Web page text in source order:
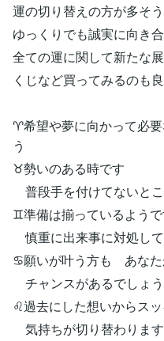
運の切り替えの方が多そ
ゆっくりでも誠実に向き
全ての運に関して新たな
くじなど買ってみるのも
♈希望や夢に向かって必
う
♉勢いのある時です
普段手を付けてないと
♊準備は揃っているよう
慎重に出来事に対処し
♋願いが叶う方も あな
チャンスがあるでしょう
♌過去にした想いからス
気持ちが切り替わります